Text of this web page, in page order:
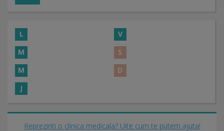
L
V
M
S
M
D
J
Reprezinti o clinica medicala? Uite cum te putem ajuta!